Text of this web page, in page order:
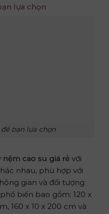
lựa chọn
bạn lựa chọn
nệm cao su giá rẻ với
nhau, phù hợp với
gian và đối tượng
biến bao gồm: 120 x
160 x 10 x 200 cm và